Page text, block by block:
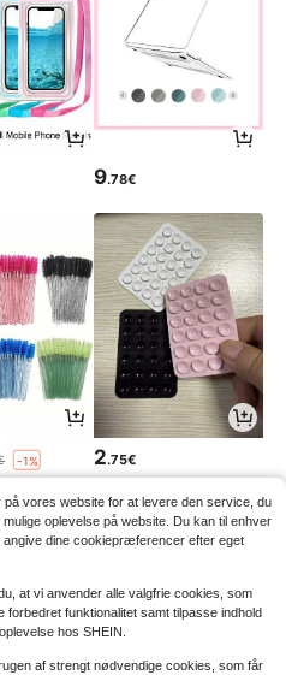
9.78€
-1% 2.75€
vores website for at levere den service, du
oplevelse på website. Du kan til enhver
angive dine cookiepræferencer efter eget
at vi anvender alle valgfrie cookies, som
funktionalitet samt tilpasse indhold
hos SHEIN.
af strengt nødvendige cookies, som får